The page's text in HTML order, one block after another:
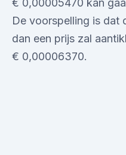
€ 0,00005470 kan
De voorspelling is dat
dan een prijs zal
€ 0,00006370.